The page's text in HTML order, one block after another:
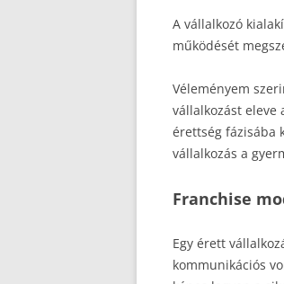
A vállalkozó
működését
Véleményem
vállalkozást
érettség fázisába
vállalkozás a
Franchise
Egy érett
kommunikációs